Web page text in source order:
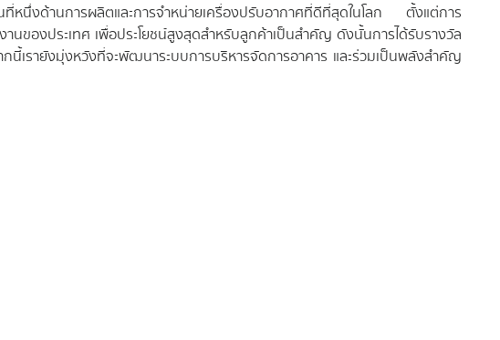
หนึ่งด้านการผลิตและการจำหน่ายเครื่องปรับอากาศที่ดีที่สุดในโลก ตั้งแต่การ
องประเทศ เพื่อประโยชน์สูงสุดสำหรับลูกค้าเป็นสำคัญ ดังนั้นการได้รับรางวัล
เรายังมุ่งหวังที่จะพัฒนาระบบการบริหารจัดการอาคาร และร่วมเป็นพลังสำคัญ